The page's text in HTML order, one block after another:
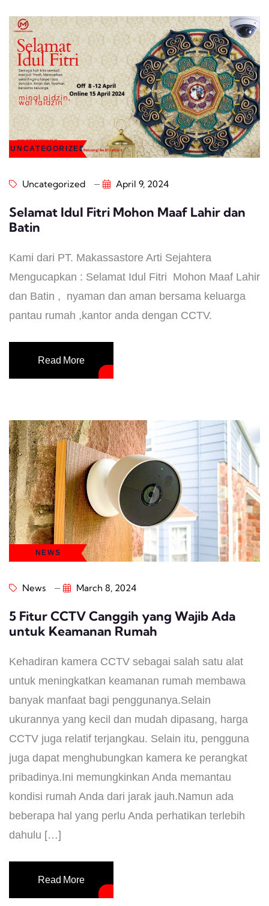
UNCATEGORIZED
Uncategorized April 9, 2024
Selamat Idul Fitri Mohon Maaf Lahir dan
Batin
Kami dari PT. Makassastore Arti Sejahtera
Mengucapkan : Selamat Idul Fitri Mohon Maaf Lahir
dan Batin , nyaman dan aman bersama keluarga
pantau rumah ,kantor anda dengan CCTV.
Read More
NEWS
News March 8, 2024
5 Fitur CCTV Canggih yang Wajib Ada
untuk Keamanan Rumah
Kehadiran kamera CCTV sebagai salah satu alat
untuk meningkatkan keamanan rumah membawa
banyak manfaat bagi penggunanya.Selain
ukurannya yang kecil dan mudah dipasang, harga
CCTV juga relatif terjangkau. Selain itu, pengguna
juga dapat menghubungkan kamera ke perangkat
pribadinya.Ini memungkinkan Anda memantau
kondisi rumah Anda dari jarak jauh.Namun ada
beberapa hal yang perlu Anda perhatikan terlebih
dahulu […]
Read More